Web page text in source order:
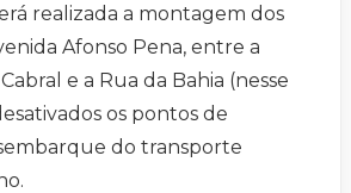
realizada a montagem dos
Afonso Pena, entre a
e a Rua da Bahia (nesse
os pontos de
do transporte